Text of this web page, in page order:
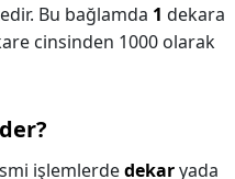
Bu bağlamda 1 dekara
cinsinden 1000 olarak
işlemlerdedekaryada